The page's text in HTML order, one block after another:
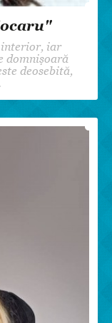
interior, iar
domnișoară
deosebită,